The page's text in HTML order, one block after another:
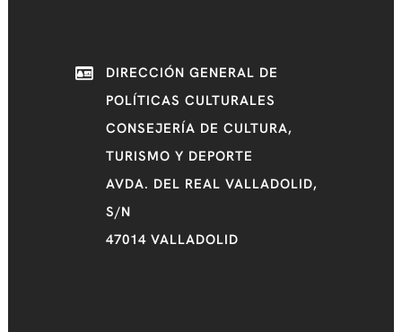
DIRECCIÓN GENERAL DE
POLÍTICAS CULTURALES
CONSEJERÍA DE CULTURA,
TURISMO Y DEPORTE
AVDA. DEL REAL VALLADOLID,
S/N
47014 VALLADOLID